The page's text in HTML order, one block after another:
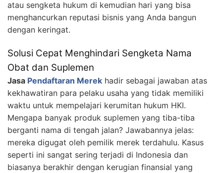
atau sengketa hukum di kemudian hari yang bisa
menghancurkan reputasi bisnis yang Anda bangun
dengan keringat.
Solusi Cepat Menghindari Sengketa Nama
Obat dan Suplemen
Jasa Pendaftaran Merek hadir sebagai jawaban atas
kekhawatiran para pelaku usaha yang tidak memiliki
waktu untuk mempelajari kerumitan hukum HKI.
Mengapa banyak produk suplemen yang tiba-tiba
berganti nama di tengah jalan? Jawabannya jelas:
mereka digugat oleh pemilik merek terdahulu. Kasus
seperti ini sangat sering terjadi di Indonesia dan
biasanya berakhir dengan kerugian finansial yang